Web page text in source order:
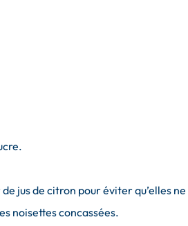
jus de citron pour éviter qu’elles
noisettes concassées.